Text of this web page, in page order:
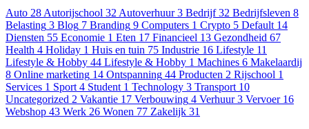
Auto 28 Autorijschool 32 Autoverhuur 3 Bedrijf 32 Bedrijfsleven 8
Belasting 3 Blog 7 Branding 9 Computers 1 Crypto 5 Default 14
Diensten 55 Economie 1 Eten 17 Financieel 13 Gezondheid 67
Health 4 Holiday 1 Huis en tuin 75 Industrie 16 Lifestyle 11
Lifestyle & Hobby 44 Lifestyle & Hobby 1 Machines 6 Makelaardij
8 Online marketing 14 Ontspanning 44 Producten 2 Rijschool 1
Services 1 Sport 4 Student 1 Technology 3 Transport 10
Uncategorized 2 Vakantie 17 Verbouwing 4 Verhuur 3 Vervoer 16
Webshop 43 Werk 26 Wonen 77 Zakelijk 31